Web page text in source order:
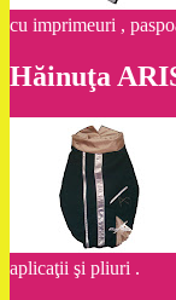
cu imprimeuri ,
Hăinuţa
aplicaţii şi pliuri .